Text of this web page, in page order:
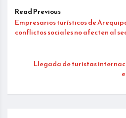
Read Previous
Empresarios turísticos de
conflictos sociales no afecten al
Llegada de turistas